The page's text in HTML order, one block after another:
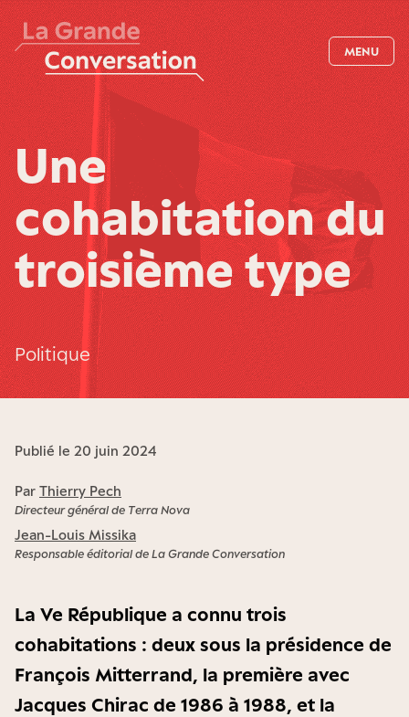
MENU
Une
cohabitation du
troisième type
Politique
Publié le 20 juin 2024
Par Thierry Pech
Directeur général de Terra Nova
Jean-Louis Missika
Responsable éditorial de La Grande Conversation
La Ve République a connu trois
cohabitations : deux sous la présidence de
François Mitterrand, la première avec
Jacques Chirac de 1986 à 1988, et la